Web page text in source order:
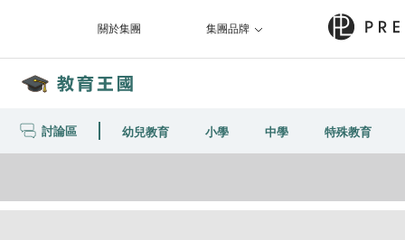
關於集團 集團品牌
討論區 幼兒教育 小學 中學 特殊教育